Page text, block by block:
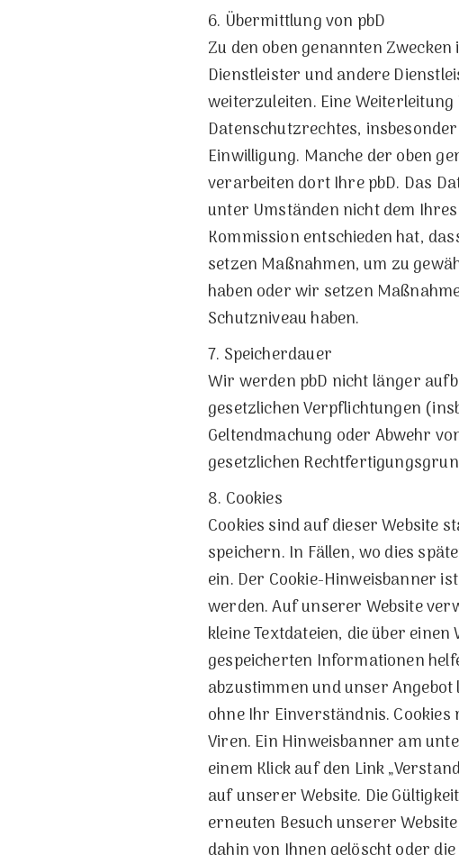
6. Übermittlung von pbD
Zu den oben genannten
Dienstleister und andere
weiterzuleiten. Eine
Datenschutzrechtes,
Einwilligung. Manche der oben
verarbeiten dort Ihre pbD. Das
unter Umständen nicht dem
Kommission entschieden hat,
setzen Maßnahmen, um zu
haben oder wir setzen
Schutzniveau haben.
7. Speicherdauer
Wir werden pbD nicht länger
gesetzlichen Verpflichtungen
Geltendmachung oder Abwehr
gesetzlichen
8. Cookies
Cookies sind auf dieser Website
speichern. In Fällen, wo dies
ein. Der Cookie-Hinweisbanner
werden. Auf unserer Website
kleine Textdateien, die über
gespeicherten Informationen
abzustimmen und unser
ohne Ihr Einverständnis.
Viren. Ein Hinweisbanner am
einem Klick auf den Link
auf unserer Website. Die
erneuten Besuch unserer